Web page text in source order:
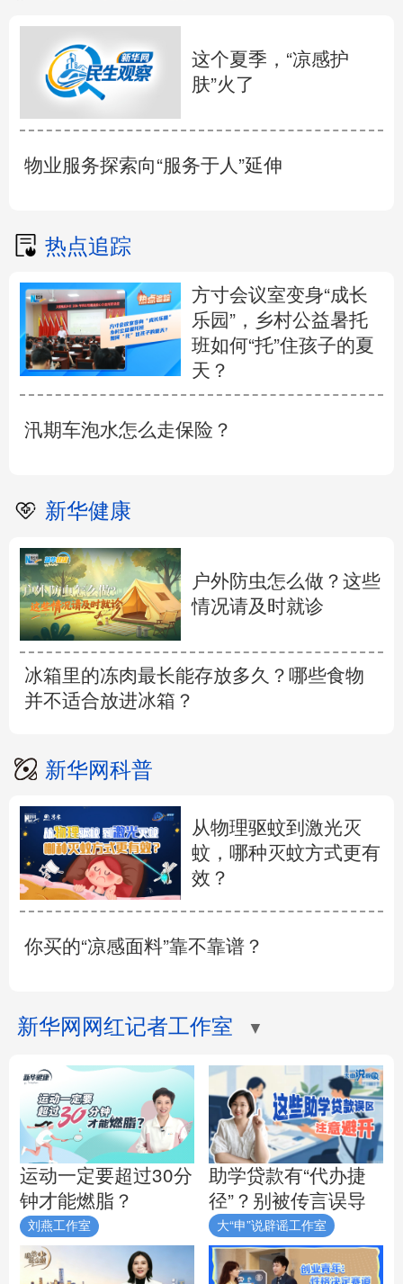
这个夏季，“凉感护
肤”火了
物业服务探索向“服务于人”延伸
热点追踪
方寸会议室变身“成长
乐园”，乡村公益暑托
班如何“托”住孩子的夏
天？
汛期车泡水怎么走保险？
新华健康
户外防虫怎么做？这些
情况请及时就诊
冰箱里的冻肉最长能存放多久？哪些食物
并不适合放进冰箱？
新华网科普
从物理驱蚊到激光灭
蚊，哪种灭蚊方式更有
效？
你买的“凉感面料”靠不靠谱？
新华网网红记者工作室 ▼
运动一定要超过30分
钟才能燃脂？
刘燕工作室
助学贷款有“代办捷
径”？别被传言误导
大“申”说辟谣工作室